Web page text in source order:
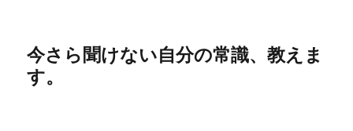
今さら聞けない自分の常識、教えま
す。